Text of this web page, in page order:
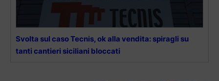
Svolta sul caso Tecnis, ok alla vendita: spiragli su
tanti cantieri siciliani bloccati